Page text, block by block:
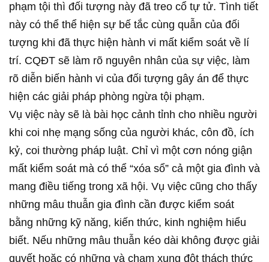
phạm tội thì đối tượng này đã treo cổ tự tử. Tình tiết
này có thể thể hiện sự bế tắc cùng quẫn của đối
tượng khi đã thực hiện hành vi mất kiểm soát về lí
trí. CQĐT sẽ làm rõ nguyên nhân của sự việc, làm
rõ diễn biến hành vi của đối tượng gây án để thực
hiện các giải pháp phòng ngừa tội phạm.
Vụ việc này sẽ là bài học cảnh tỉnh cho nhiều người
khi coi nhẹ mạng sống của người khác, côn đồ, ích
kỷ, coi thường pháp luật. Chỉ vì một cơn nóng giận
mất kiểm soát mà có thể “xóa sổ” cả một gia đình và
mang điều tiếng trong xã hội. Vụ việc cũng cho thấy
những mâu thuẫn gia đình cần được kiểm soát
bằng những kỹ năng, kiến thức, kinh nghiệm hiểu
biết. Nếu những mâu thuẫn kéo dài không được giải
quyết hoặc có những và chạm xung đột thách thức